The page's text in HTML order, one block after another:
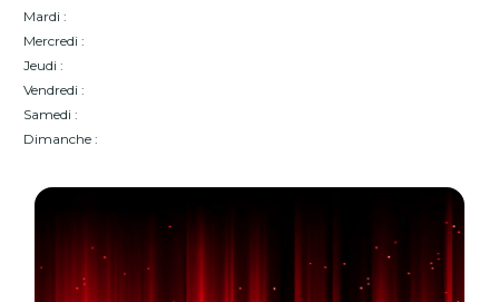
Mardi :
Mercredi :
Jeudi :
Vendredi :
Samedi :
Dimanche :